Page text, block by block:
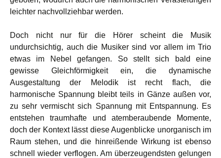
leichter nachvollziehbar werden.
Doch nicht nur für die Hörer scheint die Musik
undurchsichtig, auch die Musiker sind vor allem im Trio
etwas im Nebel gefangen. So stellt sich bald eine
gewisse Gleichförmigkeit ein, die dynamische
Ausgestaltung der Melodik ist recht flach, die
harmonische Spannung bleibt teils in Gänze außen vor,
zu sehr vermischt sich Spannung mit Entspannung. Es
entstehen traumhafte und atemberaubende Momente,
doch der Kontext lässt diese Augenblicke unorganisch im
Raum stehen, und die hinreißende Wirkung ist ebenso
schnell wieder verflogen. Am überzeugendsten gelungen